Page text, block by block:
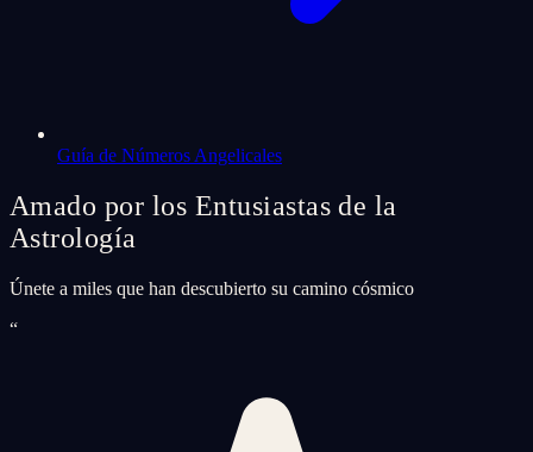
Guía de Números Angelicales
Amado por los Entusiastas de la
Astrología
Únete a miles que han descubierto su camino cósmico
“